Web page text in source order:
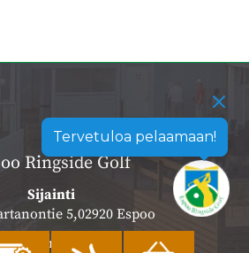
Tervetuloa pelaamaan!
Ringside Golf
Sijainti
5,02920 Espoo
sijainti kartalla